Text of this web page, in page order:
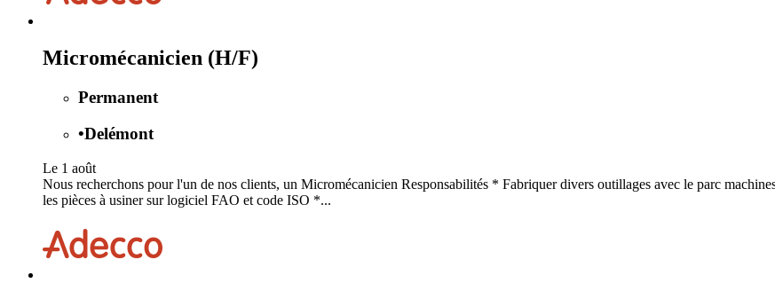
Micromécanicien (H/F)
Permanent
•Delémont
Le 1 août
Nous recherchons pour l'un de nos clients, un Micromécanicien Responsabilités * Fabriquer divers outillages avec le parc
les pièces à usiner sur logiciel FAO et code ISO *...